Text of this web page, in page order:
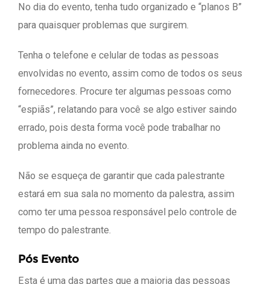
No dia do evento, tenha tudo organizado e “planos B”
para quaisquer problemas que surgirem.
Tenha o telefone e celular de todas as pessoas
envolvidas no evento, assim como de todos os seus
fornecedores. Procure ter algumas pessoas como
“espiãs”, relatando para você se algo estiver saindo
errado, pois desta forma você pode trabalhar no
problema ainda no evento.
Não se esqueça de garantir que cada palestrante
estará em sua sala no momento da palestra, assim
como ter uma pessoa responsável pelo controle de
tempo do palestrante.
Pós Evento
Esta é uma das partes que a maioria das pessoas